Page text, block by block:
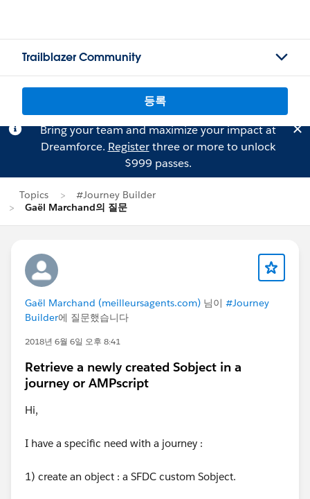
Trailblazer Community
등록
Bring your team and maximize your impact at
Dreamforce. Registerthree or more to unlock
$999 passes.
Topics
#Journey Builder
Gaël Marchand의 질문
Gaël Marchand (meilleursagents.com) 님이 #Journey
Builder에 질문했습니다
2018년 6월 6일 오후 8:41
Retrieve a newly created Sobject in a
journey or AMPscript
Hi,
I have a specific need with a journey :
1) create an object : a SFDC custom Sobject.